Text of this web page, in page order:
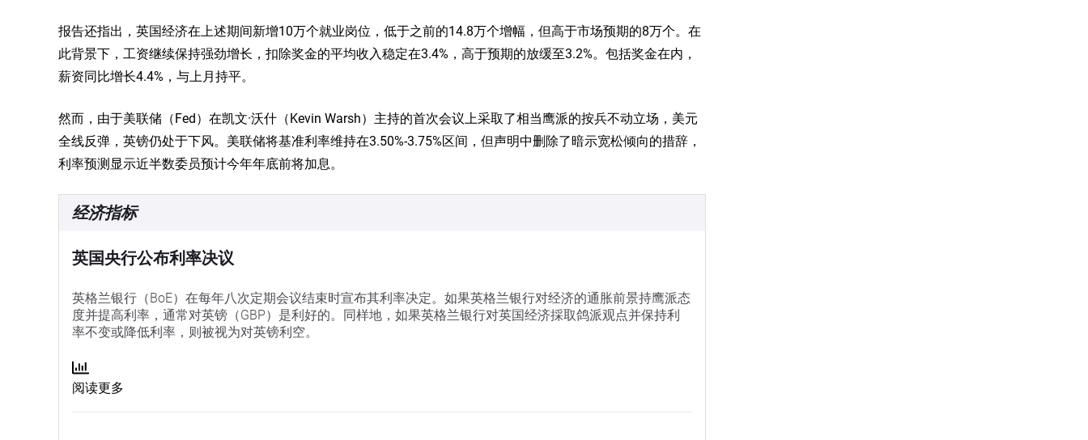
报告还指出，英国经济在上述期间新增10万个就业岗位，低于之前的14.8万个增幅，但高于市场预期的8万个。在
此背景下，工资继续保持强劲增长，扣除奖金的平均收入稳定在3.4%，高于预期的放缓至3.2%。包括奖金在内，
薪资同比增长4.4%，与上月持平。
然而，由于美联储（Fed）在凯文·沃什（Kevin Warsh）主持的首次会议上采取了相当鹰派的按兵不动立场，美元
全线反弹，英镑仍处于下风。美联储将基准利率维持在3.50%-3.75%区间，但声明中删除了暗示宽松倾向的措辞，
利率预测显示近半数委员预计今年年底前将加息。
经济指标
英国央行公布利率决议
英格兰银行（BoE）在每年八次定期会议结束时宣布其利率决定。如果英格兰银行对经济的通胀前景持鹰派态
度并提高利率，通常对英镑（GBP）是利好的。同样地，如果英格兰银行对英国经济採取鸽派观点并保持利
率不变或降低利率，则被视为对英镑利空。
阅读更多